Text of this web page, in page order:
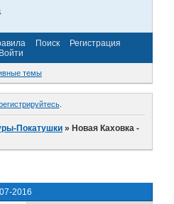
Поиск
Регистрация
Войти
темы
.
Покатушки »Новая Каховка -
2016